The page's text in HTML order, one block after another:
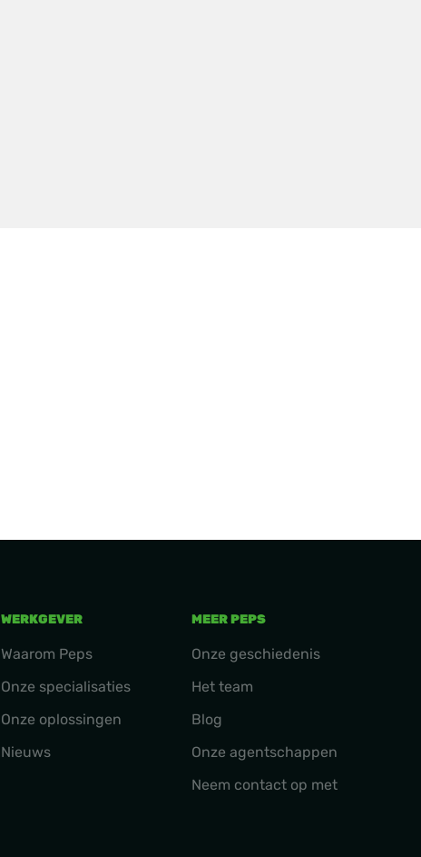
WERKGEVER
Waarom Peps
Onze specialisaties
Onze oplossingen
Nieuws
MEER PEPS
Onze geschiedenis
Het team
Blog
Onze agentschappen
Neem contact op met